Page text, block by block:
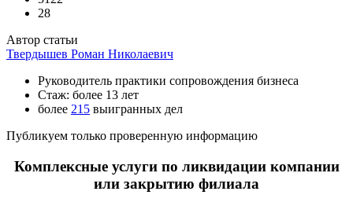
28
Автор статьи
Твердышев Роман Николаевич
Руководитель практики сопровождения бизнеса
Стаж: более 13 лет
более 215 выигранных дел
Публикуем только проверенную информацию
Комплексные услуги по ликвидации компании
или закрытию филиала